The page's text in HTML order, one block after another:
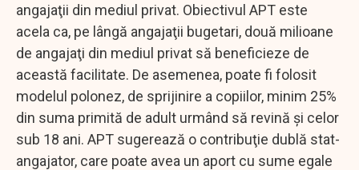
angajaţii din mediul privat. Obiectivul APT este
acela ca, pe lângă angajaţii bugetari, două milioane
de angajaţi din mediul privat să beneficieze de
această facilitate. De asemenea, poate fi folosit
modelul polonez, de sprijinire a copiilor, minim 25%
din suma primită de adult urmând să revină şi celor
sub 18 ani. APT sugerează o contribuţie dublă stat-
angajator, care poate avea un aport cu sume egale